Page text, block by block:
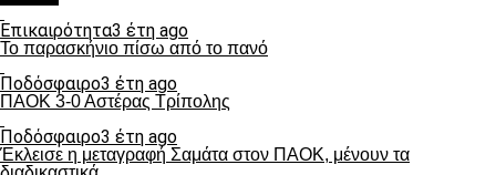
Επικαιρότητα3 έτη ago
Το παρασκήνιο πίσω από το πανό
Ποδόσφαιρο3 έτη ago
ΠΑΟΚ 3-0 Αστέρας Τρίπολης
Ποδόσφαιρο3 έτη ago
Έκλεισε η μεταγραφή Σαμάτα στον ΠΑΟΚ, μένουν τα